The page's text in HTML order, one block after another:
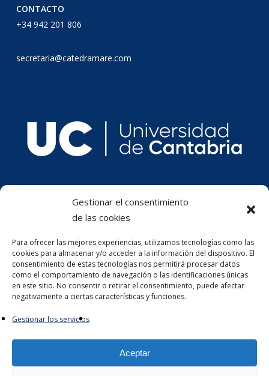
Gestionar el consentimiento
de las cookies
Para ofrecer las mejores experiencias, utilizamos tecnologías como las
cookies para almacenar y/o acceder a la información del dispositivo. El
consentimiento de estas tecnologías nos permitirá procesar datos
como el comportamiento de navegación o las identificaciones únicas
en este sitio. No consentir o retirar el consentimiento, puede afectar
negativamente a ciertas características y funciones.
Gestionar los servicios
Aceptar
CONTACTO
+34 942 201 806
secretaria@catedramare.com